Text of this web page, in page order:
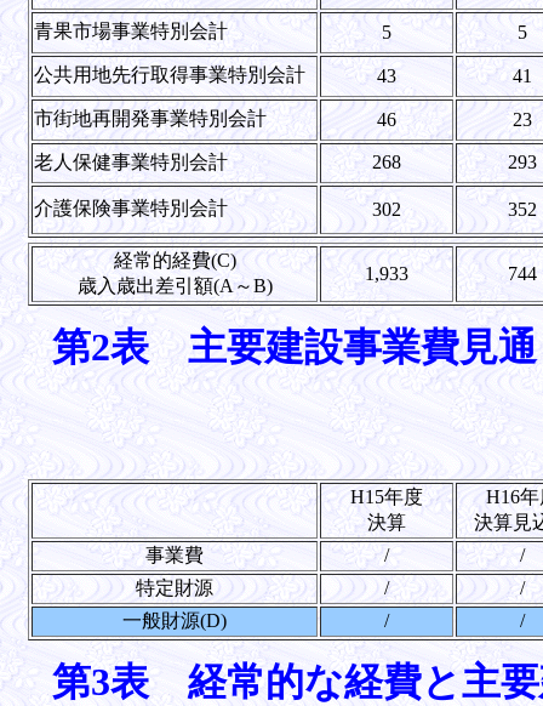
青果市場事業特別会計 5 5
公共用地先行取得事業特別会計 43 41
市街地再開発事業特別会計 46 23
老人保健事業特別会計 268 293
介護保険事業特別会計 302 352
経常的経費(C)
歳入歳出差引額(A～B)
1,933 744
第2表 主要建設事業費見
H15年度
決算
H16
決算見
事業費
/
/
特定財源
/
/
一般財源(D)
/ /
第3表 経常的な経費と主